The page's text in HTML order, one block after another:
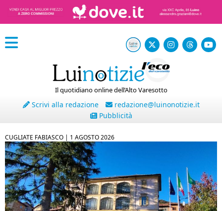
Il quotidiano online dell’Alto Varesotto
Scrivi alla redazione
redazione@luinonotizie.it
Pubblicità
CUGLIATE FABIASCO | 1 AGOSTO 2026